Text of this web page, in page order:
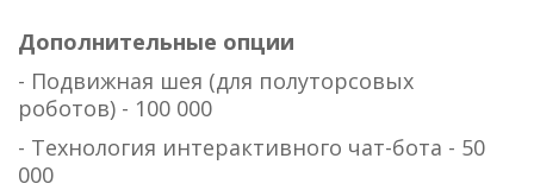
Дополнительные опции
- Подвижная шея (для полуторсовых
роботов) - 100 000
- Технология интерактивного чат-бота - 50
000